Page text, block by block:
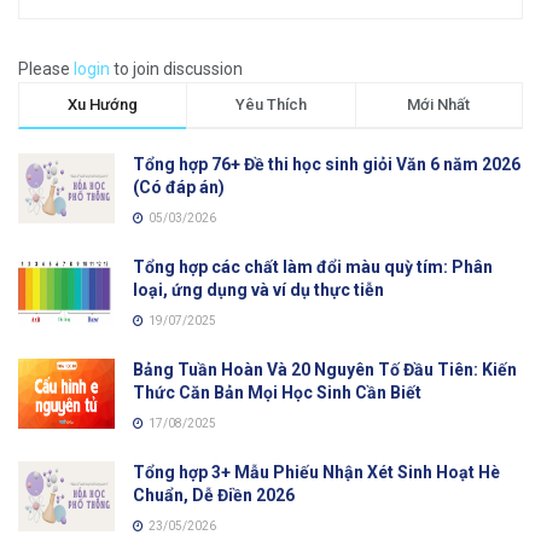
Please login to join discussion
Xu Hướng Yêu Thích Mới Nhất
Tổng hợp 76+ Đề thi học sinh giỏi Văn 6 năm 2026
(Có đáp án)
05/03/2026
Tổng hợp các chất làm đổi màu quỳ tím: Phân
loại, ứng dụng và ví dụ thực tiễn
19/07/2025
Bảng Tuần Hoàn Và 20 Nguyên Tố Đầu Tiên: Kiến
Thức Căn Bản Mọi Học Sinh Cần Biết
17/08/2025
Tổng hợp 3+ Mẫu Phiếu Nhận Xét Sinh Hoạt Hè
Chuẩn, Dễ Điền 2026
23/05/2026